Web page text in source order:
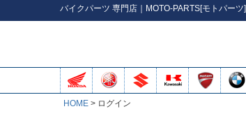
バイクパーツ 専門店｜MOTO-PARTS[モトパーツ]
HOME ログイン